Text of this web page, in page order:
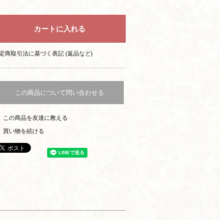
商取引法に基づく表記 (返品など)
この商品について問い合わせる
この商品を友達に教える
買い物を続ける